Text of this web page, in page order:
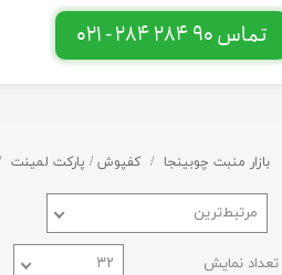
تماس 90 284 284 - 021
سفارشات
خروج از حساب کاربری
بازار منبت چوبینجا کفپوش / پارکت لمینت
مرتبط‌ترین
تعداد نمایش ۳۲